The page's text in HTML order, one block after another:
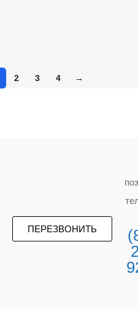
2 3 4 →
ПЕРЕЗВОНИТЬ